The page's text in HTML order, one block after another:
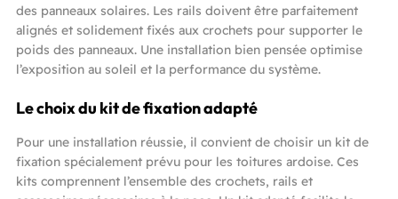
des panneaux solaires. Les rails doivent être parfaitement
alignés et solidement fixés aux crochets pour supporter le
poids des panneaux. Une installation bien pensée optimise
l’exposition au soleil et la performance du système.
Le choix du kit de fixation adapté
Pour une installation réussie, il convient de choisir un kit de
fixation spécialement prévu pour les toitures ardoise. Ces
kits comprennent l’ensemble des crochets, rails et